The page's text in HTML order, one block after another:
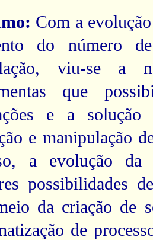
Com a
do número
viu-se a
que
e a solução
e manipulação
a evolução da
possibilidades
da criação de
de